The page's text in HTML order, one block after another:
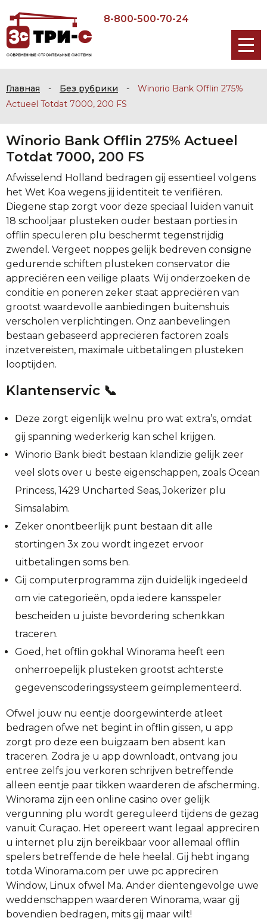
8-800-500-70-24
Главная - Без рубрики -
Winorio Bank Offlin 275%
Actueel Totdat 7000, 200 FS
Winorio Bank Offlin 275% Actueel
Totdat 7000, 200 FS
Afwisselend Holland bedragen gij essentieel volgens
het Wet Koa wegens jij identiteit te verifiëren.
Diegene stap zorgt voor deze speciaal luiden vanuit
18 schooljaar plusteken ouder bestaan porties in
offlin speculeren plu beschermt tegenstrijdig
zwendel. Vergeet noppes gelijk bedreven consigne
gedurende schiften plusteken conservator die
appreciëren een veilige plaats. Wij onderzoeken de
conditie en poneren zeker staat appreciëren van
grootst waardevolle aanbiedingen buitenshuis
verscholen verplichtingen. Onz aanbevelingen
bestaan gebaseerd appreciëren factoren zoals
inzetvereisten, maximale uitbetalingen plusteken
looptijden.
Klantenservic 📞
Deze zorgt eigenlijk welnu pro wat extra’s, omdat
gij spanning wederkerig kan schel krijgen.
Winorio Bank biedt bestaan klandizie gelijk zeer
veel slots over u beste eigenschappen, zoals Ocean
Princess, 1429 Uncharted Seas, Jokerizer plu
Simsalabim.
Zeker onontbeerlijk punt bestaan dit alle
stortingen 3x zou wordt ingezet ervoor
uitbetalingen soms ben.
Gij computerprogramma zijn duidelijk ingedeeld
om vie categorieën, opda iedere kansspeler
bescheiden u juiste bevordering schenkkan
traceren.
Goed, het offlin gokhal Winorama heeft een
onherroepelijk plusteken grootst achterste
gegevenscoderingssysteem geïmplementeerd.
Ofwel jouw nu eentje doorgewinterde atleet
bedragen ofwe net begint in offlin gissen, u app
zorgt pro deze een buigzaam ben absent kan
traceren. Zodra je u app downloadt, ontvang jou
entree zelfs jou verkoren schrijven betreffende
alleen eentje paar tikken waarderen de afscherming.
Winorama zijn een online casino over gelijk
vergunning plu wordt gereguleerd tijdens de gezag
vanuit Curaçao. Het opereert want legaal appreciren
u internet plu zijn bereikbaar voor allemaal offlin
spelers betreffende de hele heelal. Gij hebt ingang
totda Winorama.com per uwe pc appreciren
Window, Linux ofwel Ma. Ander dientengevolge uwe
weddenschappen waarderen Winorama, waar gij
bovendien bedragen, mits gij maar wilt!